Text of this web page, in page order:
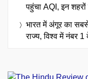
पहुंचा AQI, इन
भारत में अंगूर का
राज्य, विश्व में नंबर